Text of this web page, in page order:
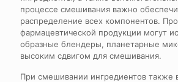
процессе смешивания важно
распределение всех компонентов.
фармацевтической продукции могут
образные блендеры, планетарные
высоким сдвигом для смешивания.
При смешивании ингредиентов также